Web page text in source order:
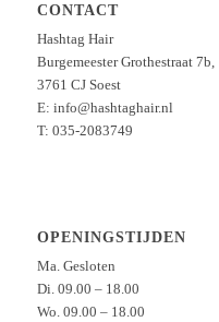
CONTACT
Hashtag Hair
Burgemeester Grothestraat 7b,
3761 CJ Soest
E: info@hashtaghair.nl
T: 035-2083749
OPENINGSTIJDEN
Ma. Gesloten
Di. 09.00 – 18.00
Wo. 09.00 – 18.00